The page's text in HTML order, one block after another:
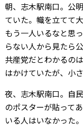
朝、志木駅南口。公
ていた。幟を立てて
もう一人いるなと思
らない人から見たら
共産党だとわかるの
はかけていたが、小
夜、志木駅南口。自
のポスターが貼って
いる人はいなかった